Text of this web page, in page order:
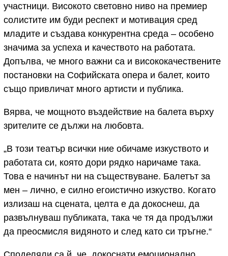
участници. Високото световно ниво на премиер
солистите им буди респект и мотивация сред
младите и създава конкурентна среда – особено
значима за успеха и качеството на работата.
Допълва, че много важни са и висококачествените
постановки на Софийската опера и балет, които
също привличат много артисти и публика.
Вярва, че мощното въздействие на балета върху
зрителите се дължи на любовта.
„В този театър всички ние обичаме изкуството и
работата си, която дори рядко наричаме така.
Това е начинът ни на съществуване. Балетът за
мен – лично, е силно егоистично изкуство. Когато
излизаш на сцената, целта е да докоснеш, да
развълнуваш публиката, така че тя да продължи
да преосмисля видяното и след като си тръгне.“